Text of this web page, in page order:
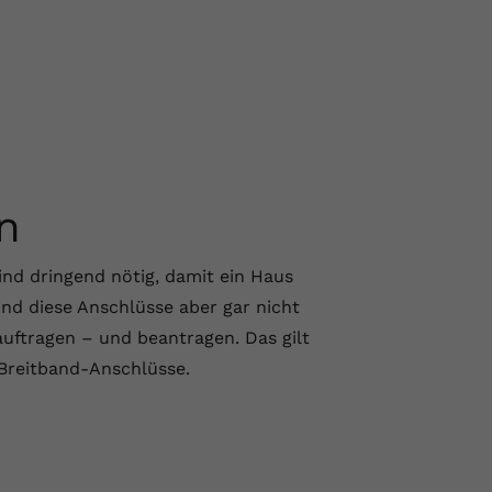
dringend nötig, damit ein Haus
diese Anschlüsse aber gar nicht
– und beantragen. Das gilt
Anschlüsse.